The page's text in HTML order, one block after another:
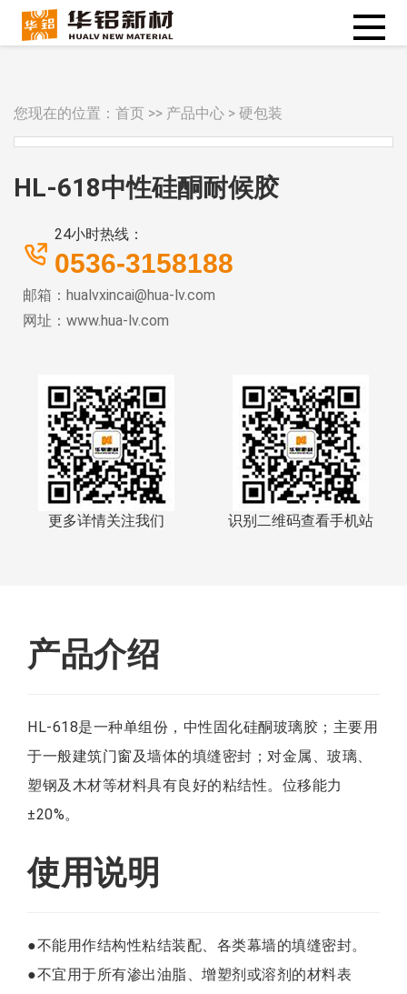
您现在的位置： 首页 >> 产品中心 > 硬包装
HL-618中性硅酮耐候胶
24小时热线：
0536-3158188
邮箱：hualvxincai@hua-lv.com
网址：www.hua-lv.com
更多详情关注我们 识别二维码查看手机站
产品介绍
HL-618是一种单组份，中性固化硅酮玻璃胶；主要用
于一般建筑门窗及墙体的填缝密封；对金属、玻璃、
塑钢及木材等材料具有良好的粘结性。位移能力
±20%。
使用说明
●不能用作结构性粘结装配、各类幕墙的填缝密封。
●不宜用于所有渗出油脂、增塑剂或溶剂的材料表